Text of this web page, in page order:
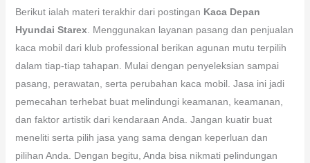
Berikut ialah materi terakhir dari postingan Kaca Depan
Hyundai Starex . Menggunakan layanan pasang dan penjualan
kaca mobil dari klub professional berikan agunan mutu terpilih
dalam tiap-tiap tahapan. Mulai dengan penyeleksian sampai
pasang, perawatan, serta perubahan kaca mobil. Jasa ini jadi
pemecahan terhebat buat melindungi keamanan, keamanan,
dan faktor artistik dari kendaraan Anda. Jangan kuatir buat
meneliti serta pilih jasa yang sama dengan keperluan dan
pilihan Anda. Dengan begitu, Anda bisa nikmati pelindungan